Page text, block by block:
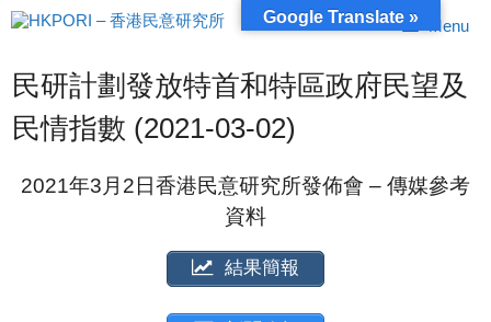
跳
至
容
Menu
民研計劃發放特首和特區政府民望及
民情指數 (2021-03-02)
2021年3月2日香港民意研究所發佈會 – 傳媒參考
資料
結果簡報
Google Translate »